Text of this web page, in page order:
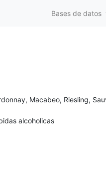
Bases de datos
Macabeo, Riesling,
alcoholicas